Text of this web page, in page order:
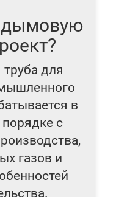
дымовую
для
в
с
газов и